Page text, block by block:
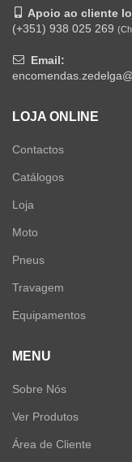
Apoio ao cliente
(+351) 938 025 269
Email:
LOJA ONLINE
Contactos
Catálogos
Loja
Moto
Pneus
Travagem
Equipamentos
MENU
Sobre Nós
Ver Produtos
Área de Cliente